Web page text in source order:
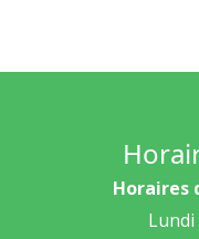
Horaires
Lundi